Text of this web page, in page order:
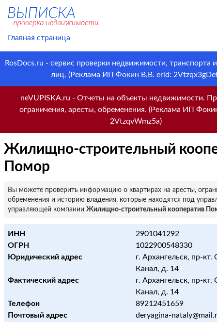
Главная страница
RosDocs.ru - сервис проверки недвижимости, транспорта
лиц. (Реклама ИП Фокин В.В. erid:
neVUPISKA.ru - Отчеты на объекты недвижимости.
ограничения, аресты, обременения. (Реклама ИП
2VtzqvWmz5a)
Жилищно-строительный
Помор
Вы можете проверить информацию о квартирах на аресты,
обременения и историю владения, которые находятся под
управляющей компании Жилищно-строительный кооператив
ИНН
2901041292
ОГРН
1022900548330
Юридический адрес
г. Архангельск, пр-
Канал, д. 14
Фактический адрес
г. Архангельск, пр-
Канал, д. 14
Телефон
89212451659
Почтовый адрес
deryagina-